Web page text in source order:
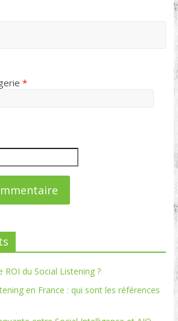
*
du Social Listening ?
en France : qui sont les références